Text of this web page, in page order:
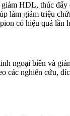
HDL, thúc
làm giảm triệu
có hiệu quả lần
ngoại biên và
nghiên cứu,